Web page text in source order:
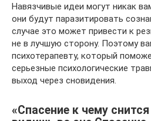
Навязчивые идеи могут никак
они будут паразитировать
случае это может привести к
не в лучшую сторону. Поэтому
психотерапевту, который
серьезные психологические
выход через сновидения.
«Спасение к чему